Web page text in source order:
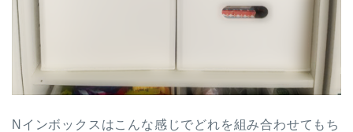
Nインボックスはこんな感じでどれを組み合わせてもち